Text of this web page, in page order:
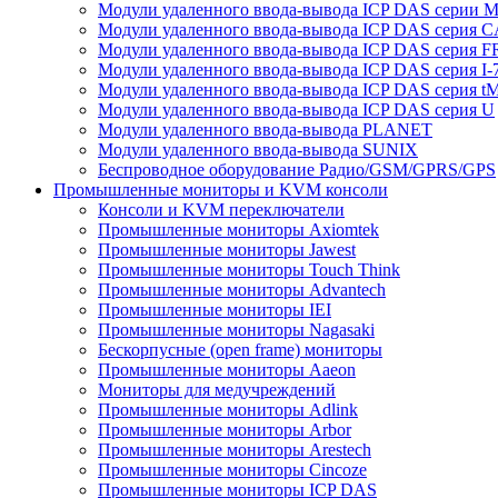
Модули удаленного ввода-вывода ICP DAS серии M
Модули удаленного ввода-вывода ICP DAS серия
Модули удаленного ввода-вывода ICP DAS серия
Модули удаленного ввода-вывода ICP DAS серия I-
Модули удаленного ввода-вывода ICP DAS серия
Модули удаленного ввода-вывода ICP DAS серия U
Модули удаленного ввода-вывода PLANET
Модули удаленного ввода-вывода SUNIX
Беспроводное оборудование Радио/GSM/GPRS/GPS
Промышленные мониторы и KVM консоли
Консоли и KVM переключатели
Промышленные мониторы Axiomtek
Промышленные мониторы Jawest
Промышленные мониторы Touch Think
Промышленные мониторы Advantech
Промышленные мониторы IEI
Промышленные мониторы Nagasaki
Бескорпусные (open frame) мониторы
Промышленные мониторы Aaeon
Мониторы для медучреждений
Промышленные мониторы Adlink
Промышленные мониторы Arbor
Промышленные мониторы Arestech
Промышленные мониторы Cincoze
Промышленные мониторы ICP DAS